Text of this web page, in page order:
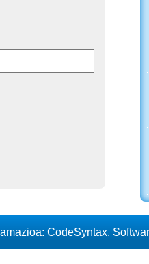
CodeSyntax.